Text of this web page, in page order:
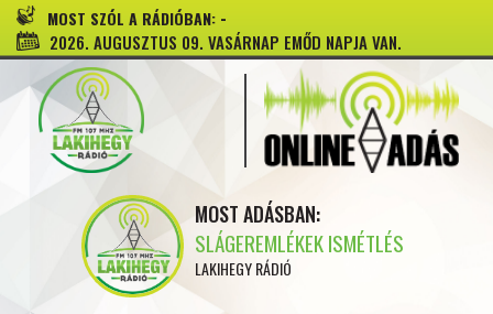
MOST SZÓL A RÁDIÓBAN: -
2026. AUGUSZTUS 09. VASÁRNAP EMŐD NAPJA VAN.
MOST ADÁSBAN:
SLÁGEREMLÉKEK ISMÉTLÉS
LAKIHEGY RÁDIÓ